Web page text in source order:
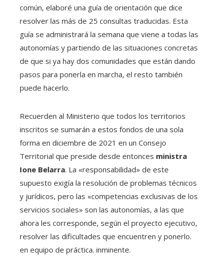
común, elaboré una guía de orientación que dice
resolver las más de 25 consultas traducidas. Esta
guía se administrará la semana que viene a todas las
autonomías y partiendo de las situaciones concretas
de que si ya hay dos comunidades que están dando
pasos para ponerla en marcha, el resto también
puede hacerlo.
Recuerden al Ministerio que todos los territorios
inscritos se sumarán a estos fondos de una sola
forma en diciembre de 2021 en un Consejo
Territorial que preside desde entonces ministra
Ione Belarra. La «responsabilidad» de este
supuesto exigía la resolución de problemas técnicos
y jurídicos, pero las «competencias exclusivas de los
servicios sociales» son las autonomías, a las que
ahora les corresponde, según el proyecto ejecutivo,
resolver las dificultades que encuentren y ponerlo.
en equipo de práctica. inminente.